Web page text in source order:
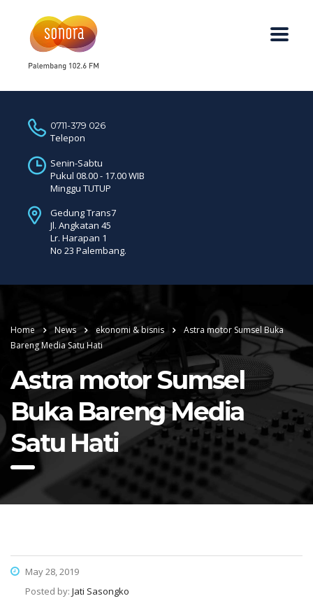
0711-379 026
Telepon
Senin-Sabtu
Pukul 08.00 - 17.00 WIB
Minggu TUTUP
Gedung Trans7
Jl. Angkatan 45
Lr. Harapan 1
No 23 Palembang.
Home News ekonomi & bisnis
Astra motor Sumsel Buka
Bareng Media Satu Hati
Astra motor Sumsel
Buka Bareng Media
Satu Hati
May 28, 2019
Posted by: Jati Sasongko